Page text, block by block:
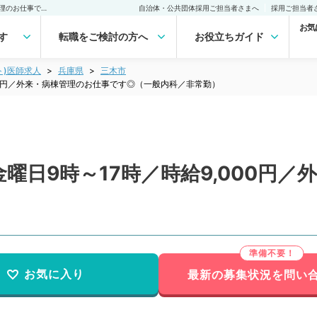
自治体・公共団体採用ご担当者さまへ 採用ご担当者
転職をご検討の方へ お役立ちガイド
お
)医師求人 兵庫県
三木市
外来・病棟管理のお仕事です◎（一般内科／非常勤）
曜日9時～17時／時給9,000円／
お気に入り 最新の募集状況を問い